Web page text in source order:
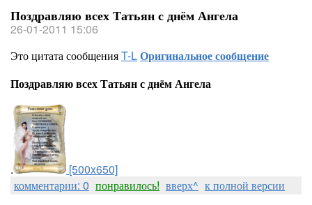
Поздравляю всех Татьян с днём Ангела
26-01-2011 15:06
Это цитата сообщенияT-LОригинальное сообщение
Поздравляю всех Татьян с днём Ангела
.
[500x650]
комментарии: 0 понравилось! вверх^ к полной версии